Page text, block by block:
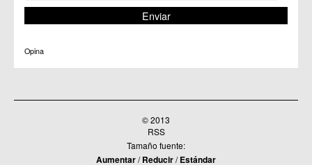
Opina
© 2013
RSS
Tamaño fuente:
Aumentar/Reducir/Estándar